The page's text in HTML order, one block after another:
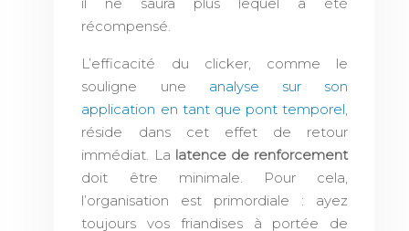
il ne saura plus lequel a été
récompensé.
L’efficacité du clicker, comme le
souligne une analyse sur son
application en tant que pont temporel,
réside dans cet effet de retour
immédiat. La latence de renforcement
doit être minimale. Pour cela,
l’organisation est primordiale : ayez
toujours vos friandises à portée de